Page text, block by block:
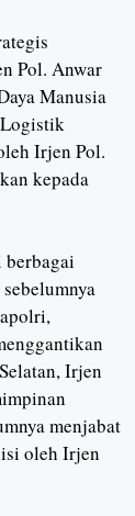
Pol. Anwar
Manusia
Irjen Pol.
kepada
berbagai
Irjen
menjabat
oleh Irjen